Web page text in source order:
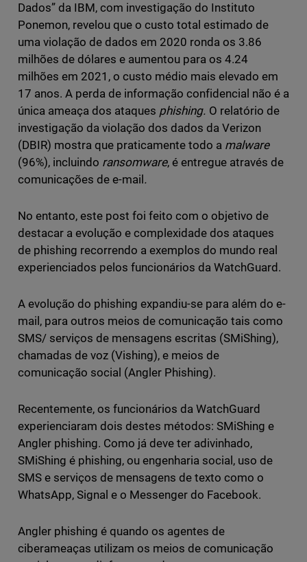
Dados” da IBM, com investigação do Instituto
Ponemon, revelou que o custo total estimado de
uma violação de dados em 2020 ronda os 3.86
milhões de dólares e aumentou para os 4.24
milhões em 2021, o custo médio mais elevado em
17 anos. A perda de informação confidencial não é a
única ameaça dos ataques phishing. O relatório de
investigação da violação dos dados da Verizon
(DBIR) mostra que praticamente todo a malware
(96%), incluindo ransomware, é entregue através de
comunicações de e-mail .
No entanto, este post foi feito com o objetivo de
destacar a evolução e complexidade dos ataques
de phishing recorrendo a exemplos do mundo real
experienciados pelos funcionários da WatchGuard.
A evolução do phishing expandiu-se para além do e-
mail, para outros meios de comunicação tais como
SMS/ serviços de mensagens escritas (SMiShing),
chamadas de voz (Vishing), e meios de
comunicação social (Angler Phishing).
Recentemente, os funcionários da WatchGuard
experienciaram dois destes métodos: SMiShing e
Angler phishing. Como já deve ter adivinhado,
SMiShing é phishing, ou engenharia social, uso de
SMS e serviços de mensagens de texto como o
WhatsApp, Signal e o Messenger do Facebook.
Angler phishing é quando os agentes de
ciberameaças utilizam os meios de comunicação